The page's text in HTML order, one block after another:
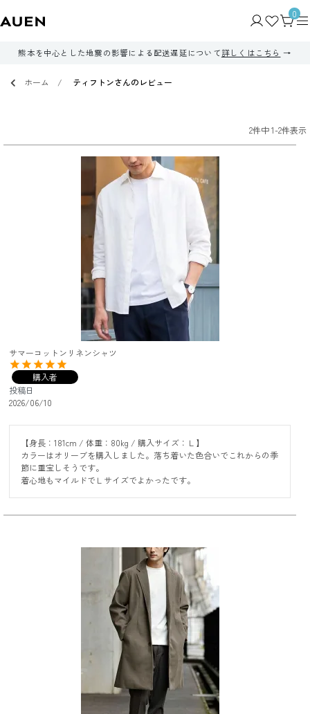
0
熊本を中心とした地震の影響による配送遅延について詳しくはこちら
ホーム ティフトンさんのレビュー
2件中1-2件表示
サマーコットンリネンシャツ
購入者
投稿日
2026/06/10
【身長：181cm / 体重：80kg / 購入サイズ：Ｌ】
カラーはオリーブを購入しました。落ち着いた色合いでこれからの季
節に重宝しそうです。
着心地もマイルドでＬサイズでよかったです。